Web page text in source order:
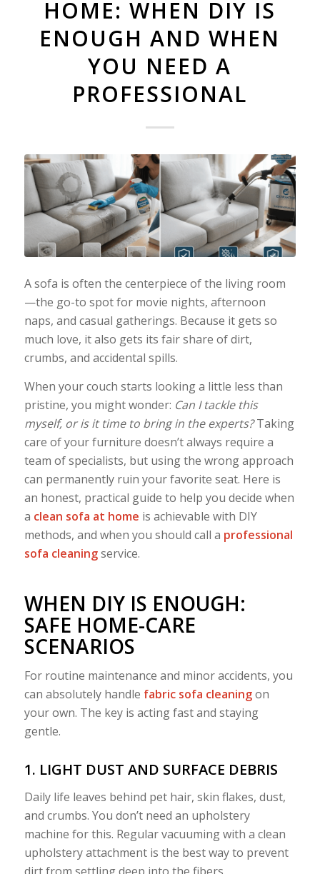
HOME: WHEN DIY IS
ENOUGH AND WHEN
YOU NEED A
PROFESSIONAL
A sofa is often the centerpiece of the living room
—the go-to spot for movie nights, afternoon
naps, and casual gatherings. Because it gets so
much love, it also gets its fair share of dirt,
crumbs, and accidental spills.
When your couch starts looking a little less than
pristine, you might wonder: Can I tackle this
myself, or is it time to bring in the experts?Taking
care of your furniture doesn’t always require a
team of specialists, but using the wrong approach
can permanently ruin your favorite seat. Here is
an honest, practical guide to help you decide when
a clean sofa at home is achievable with DIY
methods, and when you should call a professional
sofa cleaningservice.
WHEN DIY IS ENOUGH:
SAFE HOME-CARE
SCENARIOS
For routine maintenance and minor accidents, you
can absolutely handle fabric sofa cleaningon
your own. The key is acting fast and staying
gentle.
1. LIGHT DUST AND SURFACE DEBRIS
Daily life leaves behind pet hair, skin flakes, dust,
and crumbs. You don’t need an upholstery
machine for this. Regular vacuuming with a clean
upholstery attachment is the best way to prevent